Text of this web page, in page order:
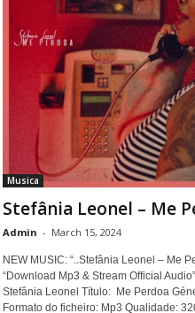
Musica
Stefânia Leonel – Me
Admin - March 15, 2024
NEW MUSIC: “..Stefânia Leonel – Me
“Download Mp3 & Stream Official
Stefânia Leonel Título: Me Perdoa
Formato do ficheiro: Mp3 Qualidade: